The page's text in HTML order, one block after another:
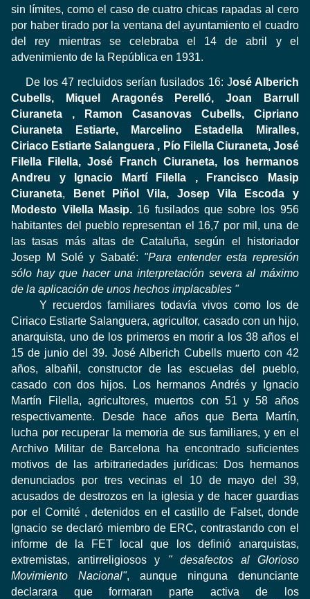
sin límites, como el caso de cuatro chicas rapadas al cero
por haber tirado por la ventana del ayuntamiento el cuadro
del rey mientras se celebraba el 14 de abril y el
advenimiento de la República en 1931.
De los 47 recluidos serían fusilados 16: José Alberich
Cubells, Miquel Aragonés Perelló, Joan Barrull
Ciuraneta , Ramon Casanovas Cubells, Cipriano
Ciuraneta Estiarte, Marcelino Estadella Miralles,
Ciriaco Estiarte Salanguera , Pío Filella Ciuraneta, José
Filella Filella, José Franch Ciuraneta, los
hermanos
Andreu y Ignacio Martí Filella , Francisco Masip
Ciuraneta,
Benet Piñol Vila, Josep Vila Escoda y
Modesto Vilella Masip. 16 fusilados que sobre los 956
habitantes del pueblo representan el 16,7 por mil, una de
las tasas más altas de Cataluña, según el historiador
Josep M Solé y Sabaté: "Para entender esta represión
sólo hay que hacer una interpretación severa al máximo
dela aplicación de unos hechos implacables "
Y recuerdos familiares todavía vivos como los de
Ciriaco Estiarte Salanguera, agricultor, casado con un hijo,
anarquista, uno de los primeros en morir a los 38 años el
15 de junio del 39. José Alberich Cubells muerto con 42
años, albañil, constructor de las escuelas del pueblo,
casado con dos hijos.
Los hermanos Andrés y Ignacio
Martín Filella, agricultores, muertos con 51 y 58 años
respectivamente.
Desde hace años que Berta Martín,
lucha por recuperar la memoria de sus familiares, y en el
Archivo Militar de Barcelona ha encontrado suficientes
motivos de las arbitrariedades jurídicas: Dos hermanos
denunciados por tres vecinas el 10 de mayo del 39,
acusados ​​de destrozos en
la iglesia y de hacer guardias
por el Comité , detenidos en el castillo de Falset, donde
Ignacio se declaró miembro de ERC, contrastando con el
informe de la FET local que los definió anarquistas,
extremistas, antirreligiosos y " desafectos al Glorioso
Movimiento Nacional", aunque ninguna denunciante
declarara que formaran parte activa de los